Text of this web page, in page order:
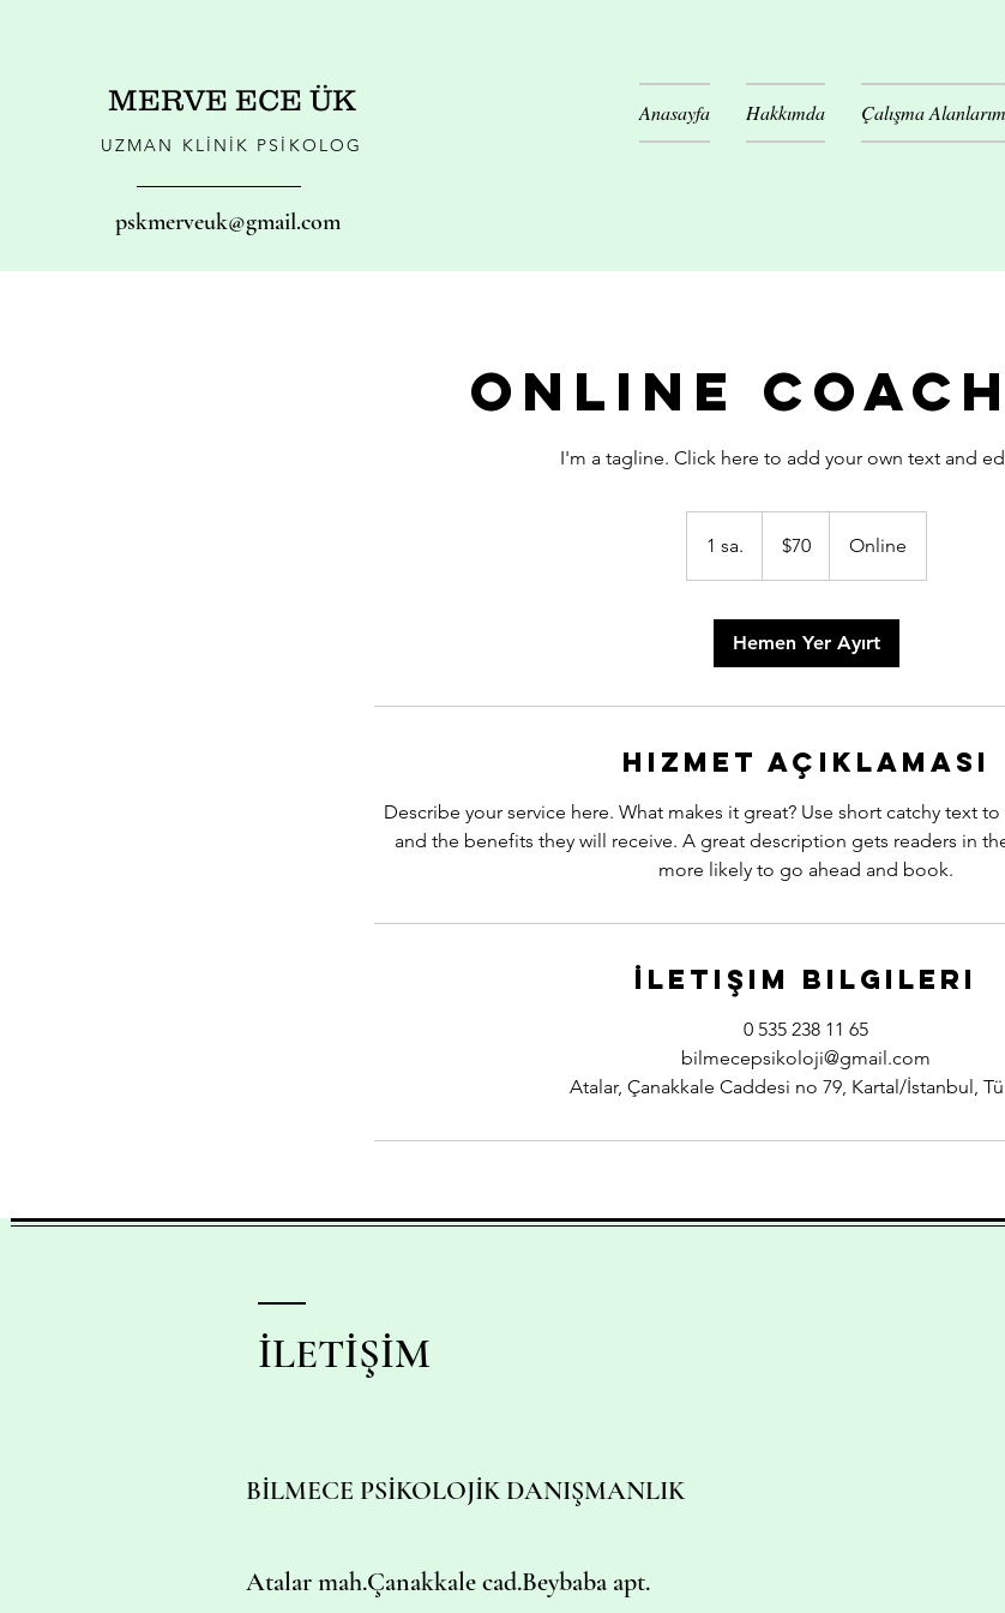
MERVE ECE ÜK
UZMAN KLİNİK PSİKOLOG
Anasayfa Hakkımda Çalışma Alanlarım
pskmerveuk@gmail.com
Online
I'm a tagline. Click here to add your own text and
1 sa.
s
doları$70 Online
Hemen Yer Ayırt
Hizmet Açıklaması
Describe your service here. What makes it great? Use short catchy text
and the benefits they will receive. A great description gets readers in
more likely to go ahead and book.
İletişim Bilgileri
0 535 238 11 65
bilmecepsikoloji@gmail.com
Atalar, Çanakkale Caddesi no 79, Kartal/İstanbul,
İLETİŞİM
BİLMECE PSİKOLOJİK DANIŞMANLIK
Atalar mah.Çanakkale cad.Beybaba apt.